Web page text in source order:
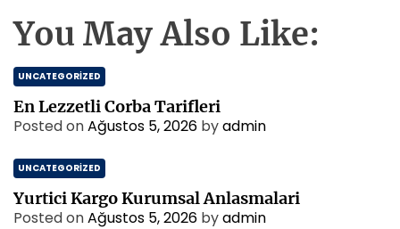
You May Also Like:
UNCATEGORIZED
En Lezzetli Corba Tarifleri
Posted onAğustos 5, 2026 byadmin
UNCATEGORIZED
Yurtici Kargo Kurumsal Anlasmalari
Posted onAğustos 5, 2026 byadmin